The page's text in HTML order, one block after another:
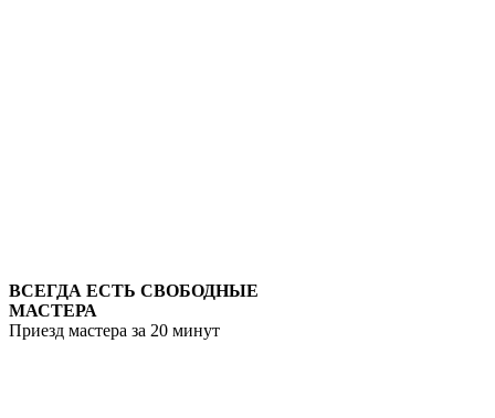
ВСЕГДА ЕСТЬ СВОБОДНЫЕ
МАСТЕРА
Приезд мастера за 20 минут